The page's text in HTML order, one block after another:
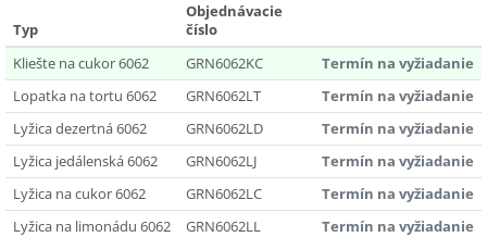
Typ
Objednávacie
číslo
Kliešte na cukor 6062
GRN6062KC
Termín na vyžiadanie
Lopatka na tortu 6062
GRN6062LT
Termín na vyžiadanie
Lyžica dezertná 6062
GRN6062LD
Termín na vyžiadanie
Lyžica jedálenská 6062
GRN6062LJ
Termín na vyžiadanie
Lyžica na cukor 6062
GRN6062LC
Termín na vyžiadanie
Lyžica na limonádu 6062
GRN6062LL
Termín na vyžiadanie